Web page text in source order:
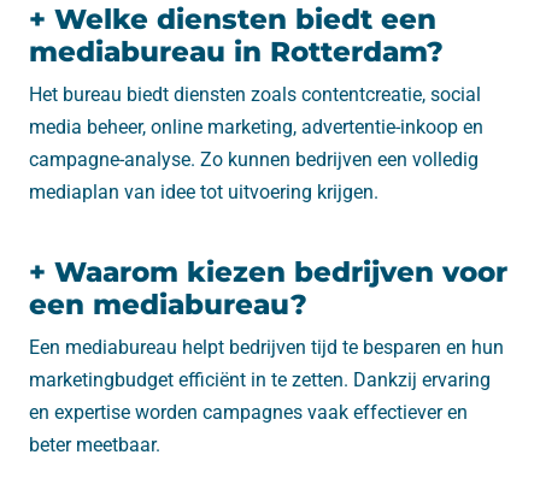
+ Welke diensten biedt een
mediabureau in Rotterdam?
Het bureau biedt diensten zoals contentcreatie, social
media beheer, online marketing, advertentie-inkoop en
campagne-analyse. Zo kunnen bedrijven een volledig
mediaplan van idee tot uitvoering krijgen.
+ Waarom kiezen bedrijven voor
een mediabureau?
Een mediabureau helpt bedrijven tijd te besparen en hun
marketingbudget efficiënt in te zetten. Dankzij ervaring
en expertise worden campagnes vaak effectiever en
beter meetbaar.